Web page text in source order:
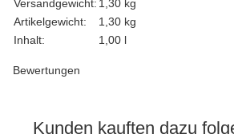
Versandgewicht: 1,30 kg
Artikelgewicht:
1,30 kg
Inhalt:
1,00 l
Bewertungen
Kunden kauften dazu